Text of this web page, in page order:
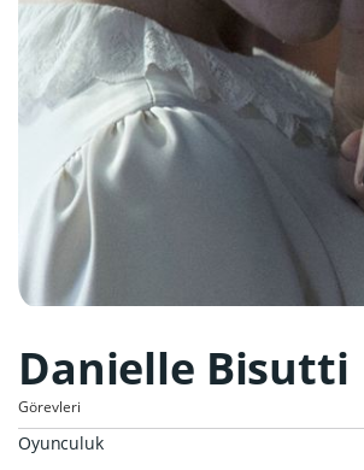
Danielle Bisutti
Görevleri
Oyunculuk